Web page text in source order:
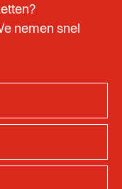
nemen snel